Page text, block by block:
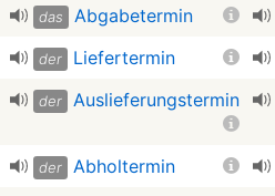
das Abgabetermin
der Liefertermin
der Auslieferungstermin
der Abholtermin